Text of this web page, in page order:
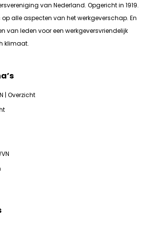
van Nederland. Opgericht in 1919.
op alle aspecten van het werkgeverschap. En
van leden voor een werkgeversvriendelijk
klimaat.
| Overzicht